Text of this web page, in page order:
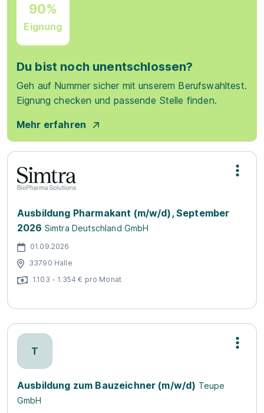
90%
Eignung
Du bist noch unentschlossen?
Geh auf Nummer sicher mit unserem Berufswahltest.
Eignung checken und passende Stelle finden.
Mehr erfahren
Ausbildung Pharmakant (m/w/d), September
2026 Simtra Deutschland GmbH
01.09.2026
33790 Halle
1.103 - 1.354 € pro Monat
T
Ausbildung zum Bauzeichner (m/w/d) Teupe
GmbH